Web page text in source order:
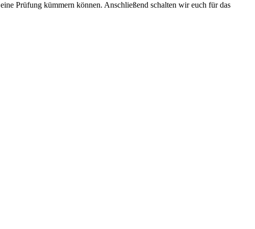
Prüfung kümmern können. Anschließend schalten wir euch für das